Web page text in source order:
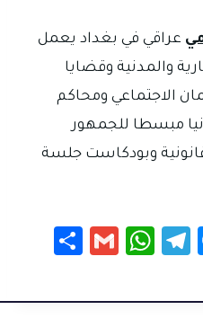
عراقي في بغداد يعمل
والمدنية وقضايا
الاجتماعي ومحاكم
مبسطا للجمهور
وبودكاست جلسة
M
se
Te
gr
W
at
G
ail
ar